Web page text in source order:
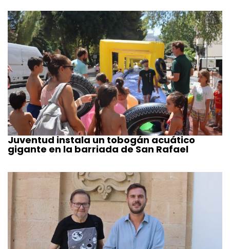
Juventud instala un tobogán acuático
gigante en la barriada de San Rafael